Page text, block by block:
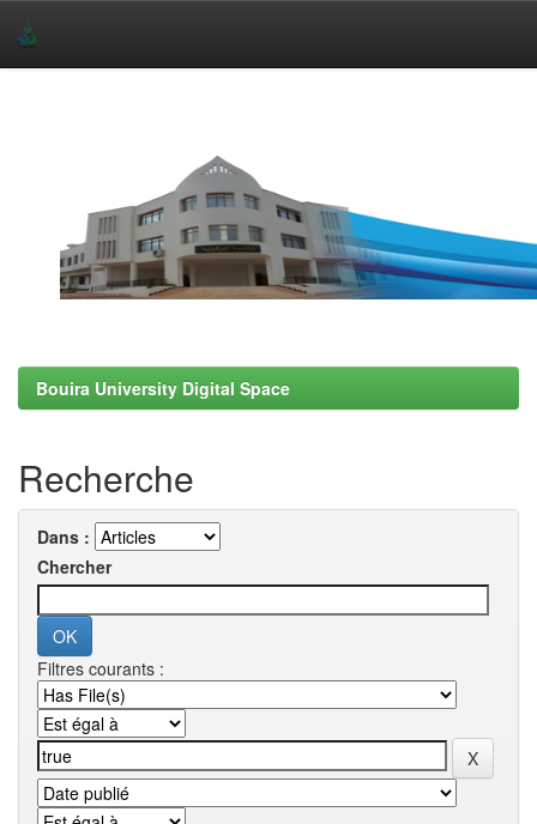
Bouira University Digital Space
Recherche
Dans :
Chercher
Filtres courants :